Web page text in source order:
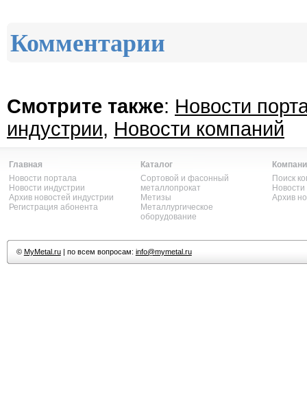
Комментарии
Смотрите также: Новости
индустрии, Новости компаний
Главная
Новости портала
Новости индустрии
Архив новостей индустрии
Регистрация абонента
Каталог
Сортовой и фасонный
металлопрокат
Метизы
Металлургическое
оборудование
Поиск
Архив
© MyMetal.ru| по всем вопросам: info@mymetal.ru